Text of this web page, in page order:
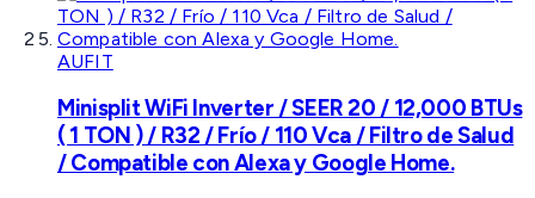
AUFIT
Minisplit WiFi Inverter / SEER 20 / 12,000 BTUs
( 1 TON ) / R32 / Frío / 110 Vca / Filtro de Salud
/ Compatible con Alexa y Google Home.